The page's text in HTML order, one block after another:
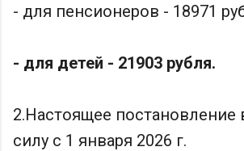
- для пенсионеров - 18971
- для детей - 21903 рубля.
2.Настоящее постановление
силу с 1 января 2026 г.